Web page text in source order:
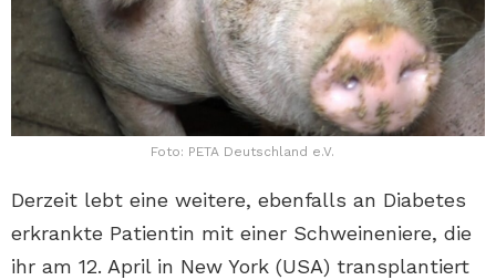
Foto: PETA Deutschland e.V.
Derzeit lebt eine weitere, ebenfalls an Diabetes
erkrankte Patientin mit einer Schweineniere, die
ihr am 12. April in New York (USA) transplantiert